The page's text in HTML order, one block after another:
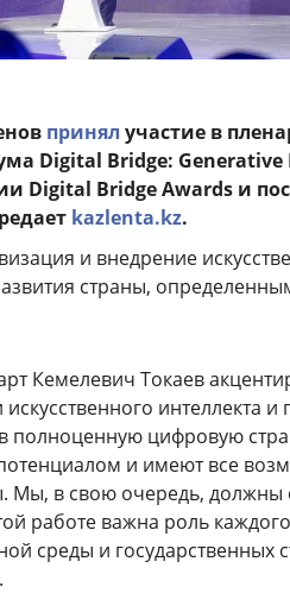
принял участие в
Digital Bridge: Generative
Digital Bridge Awards и
kazlenta.kz.
и внедрение
страны,
Кемелевич Токаев
интеллекта
в полноценную цифровую
и имеют все
Мы, в свою очередь, должны
работе важна роль
среды и государственных